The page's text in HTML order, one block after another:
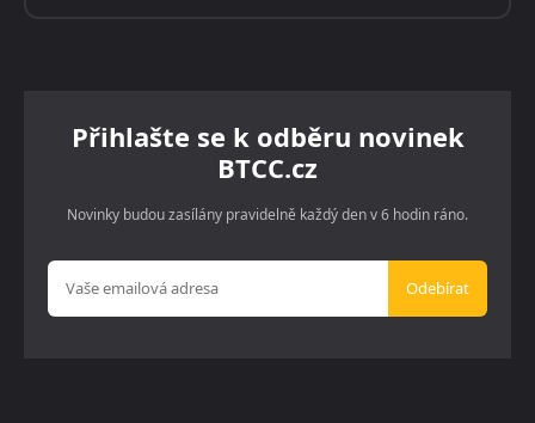
Přihlašte se k odběru novinek
BTCC.cz
Novinky budou zasílány pravidelně každý den v 6 hodin ráno.
Odebírat